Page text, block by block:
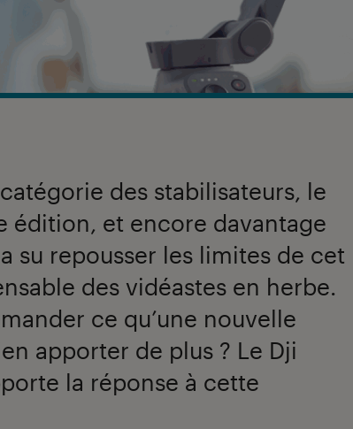
des stabilisateurs, le
édition, et encore davantage
su repousser les limites de cet
des vidéastes en herbe.
ce qu’une nouvelle
apporter de plus ? Le Dji
la réponse à cette